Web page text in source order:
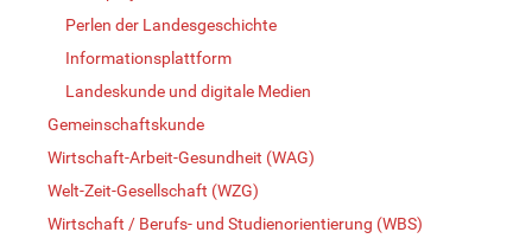
Perlen der Landesgeschichte
Informationsplattform
Landeskunde und digitale Medien
Gemeinschaftskunde
Wirtschaft-Arbeit-Gesundheit (WAG)
Welt-Zeit-Gesellschaft (WZG)
Wirtschaft / Berufs- und Studienorientierung (WBS)